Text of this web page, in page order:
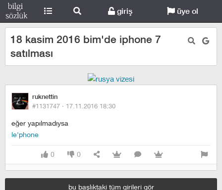
giriş üye ol
18 kasim 2016 bim'de iphone 7
satılması
ruknettin
#1131747 · 17.11.2016 18:30
eğer yapılmadıysa
le'phone
0 0
bu başlıktaki tüm girileri gör